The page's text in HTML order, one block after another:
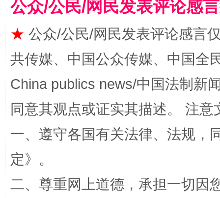
受贿1.44亿！段成刚被判无期 从幼
公众/公民/网民发表评论感
★ 公众/公民/网民发表评论感言
共传媒、中国公众传媒、中国全
China publics news/中国法制新
同意其观点或证实其描述。 注
一、遵守各国有关法律、法规，
定》。
二、尊重网上道德，承担一切因